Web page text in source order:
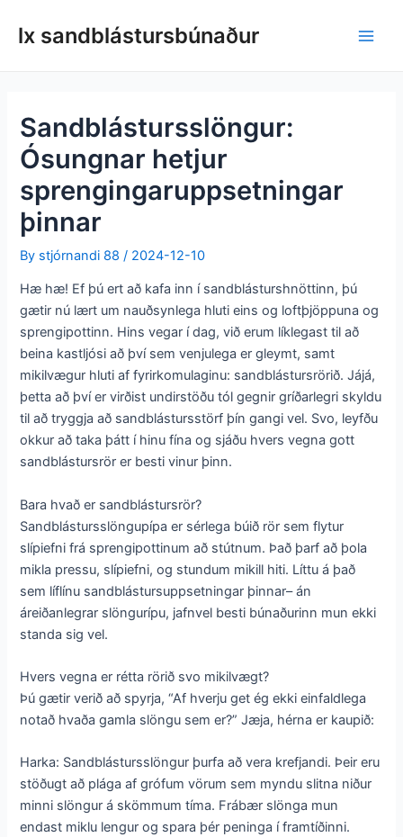
lx sandblástursbúnaður
Sandblástursslöngur:
Ósungnar hetjur
sprengingaruppsetningar
þinnar
By stjórnandi 88/ 2024-12-10
Hæ hæ! Ef þú ert að kafa inn í sandblásturshnöttinn, þú
gætir nú lært um nauðsynlega hluti eins og loftþjöppuna og
sprengipottinn. Hins vegar í dag, við erum líklegast til að
beina kastljósi að því sem venjulega er gleymt, samt
mikilvægur hluti af fyrirkomulaginu: sandblástursrörið. Jájá,
þetta að því er virðist undirstöðu tól gegnir gríðarlegri skyldu
til að tryggja að sandblástursstörf þín gangi vel. Svo, leyfðu
okkur að taka þátt í hinu fína og sjáðu hvers vegna gott
sandblástursrör er besti vinur þinn.
Bara hvað er sandblástursrör?
Sandblástursslöngupípa er sérlega búið rör sem flytur
slípiefni frá sprengipottinum að stútnum. Það þarf að þola
mikla pressu, slípiefni, og stundum mikill hiti. Líttu á það
sem líflínu sandblástursuppsetningar þinnar– án
áreiðanlegrar slöngurípu, jafnvel besti búnaðurinn mun ekki
standa sig vel.
Hvers vegna er rétta rörið svo mikilvægt?
Þú gætir verið að spyrja, “Af hverju get ég ekki einfaldlega
notað hvaða gamla slöngu sem er?” Jæja, hérna er kaupið:
Harka: Sandblástursslöngur þurfa að vera krefjandi. Þeir eru
stöðugt að plága af grófum vörum sem myndu slitna niður
minni slöngur á skömmum tíma. Frábær slönga mun
endast miklu lengur og spara þér peninga í framtíðinni.